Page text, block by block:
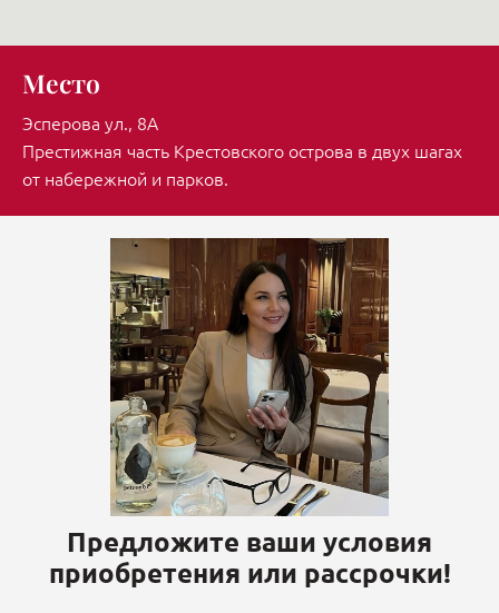
Место
Эсперова ул., 8А
Престижная часть Крестовского острова в двух шагах
от набережной и парков.
Предложите ваши условия
приобретения или рассрочки!